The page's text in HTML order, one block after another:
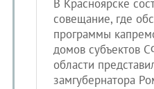
В Красноярске
совещание, где
программы
домов субъектов
области
замгубернатора